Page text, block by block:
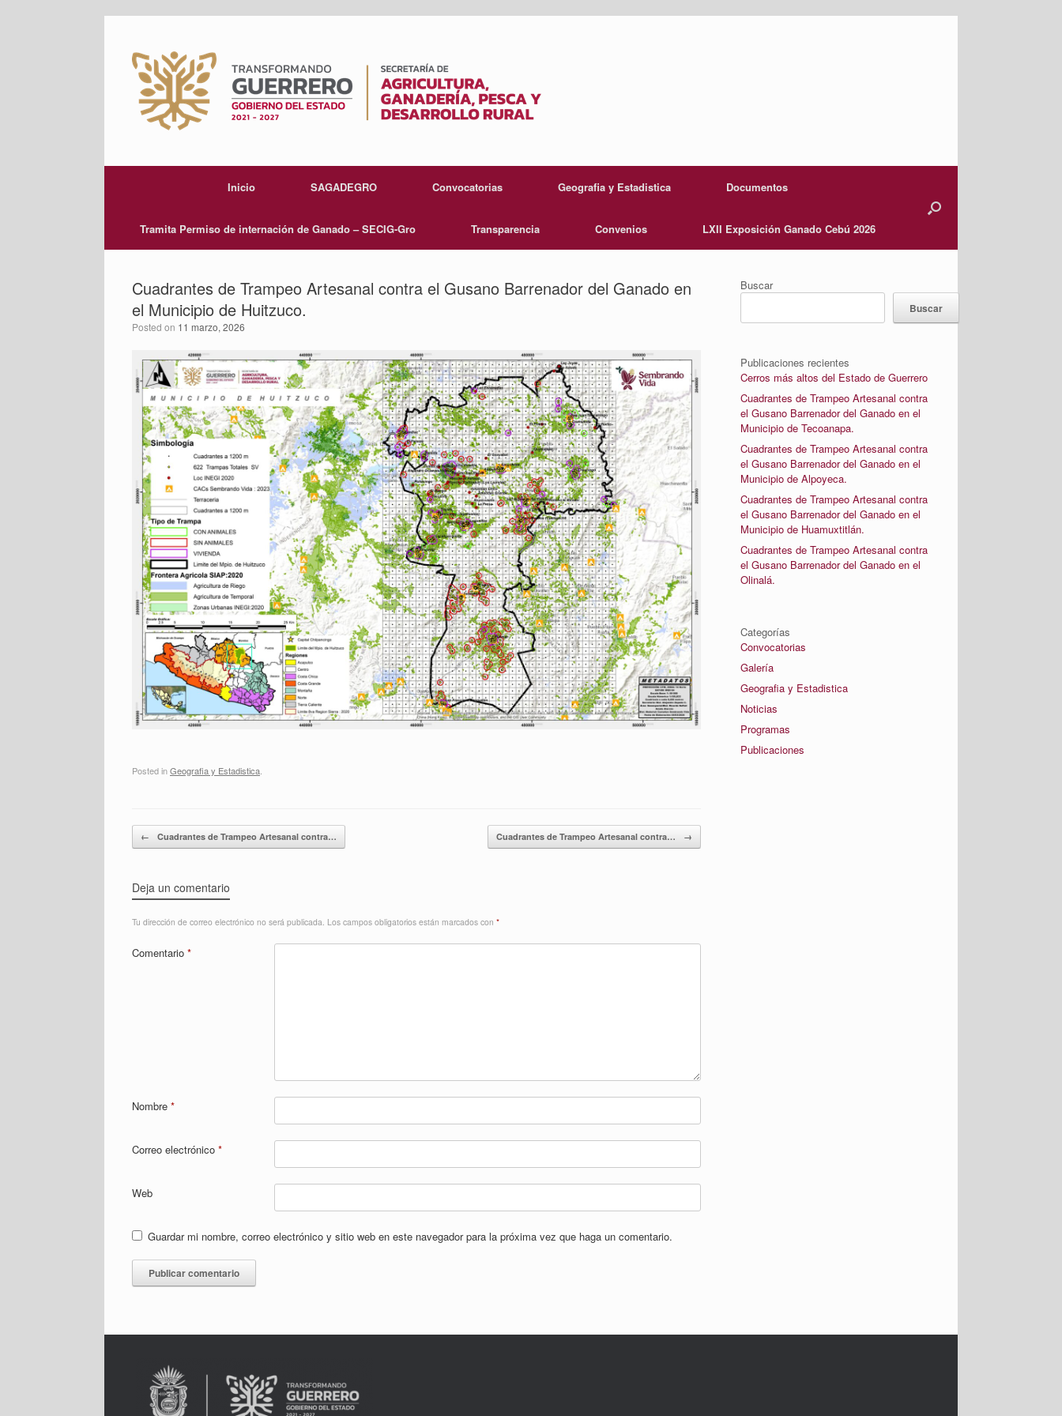
content
Inicio SAGADEGRO Convocatorias Geografia y Estadistica Documentos
Tramita Permiso de internación de Ganado – SECIG-Gro Transparencia Convenios LXII Exposición Ganado Cebú 2026
Cuadrantes de Trampeo Artesanal contra el Gusano Barrenador del Ganado en
el Municipio de Huitzuco.
Posted on 11 marzo, 2026
Posted inGeografia y Estadistica
Post navigation
← Cuadrantes de Trampeo Artesanal contra… Cuadrantes de Trampeo Artesanal contra… →
Deja un comentario
Tu dirección de correo electrónico no será publicada. Los campos obligatorios están marcados con *
Comentario *
Nombre *
Correo electrónico *
Web
Guardar mi nombre, correo electrónico y sitio web en este navegador para la próxima vez que haga un comentario.
Buscar
Buscar
Publicaciones recientes
Cerros más altos del Estado de Guerrero
Cuadrantes de Trampeo Artesanal contra
el Gusano Barrenador del Ganado en el
Municipio de Tecoanapa.
Cuadrantes de Trampeo Artesanal contra
el Gusano Barrenador del Ganado en el
Municipio de Alpoyeca.
Cuadrantes de Trampeo Artesanal contra
el Gusano Barrenador del Ganado en el
Municipio de Huamuxtitlán.
Cuadrantes de Trampeo Artesanal contra
el Gusano Barrenador del Ganado en el
Olinalá.
Categorías
Convocatorias
Galería
Geografia y Estadistica
Noticias
Programas
Publicaciones